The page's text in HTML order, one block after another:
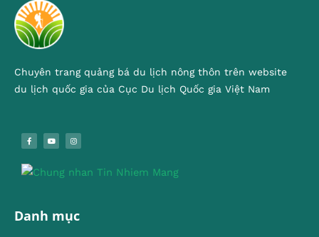
Chuyên trang quảng bá du lịch nông thôn trên website
du lịch quốc gia của Cục Du lịch Quốc gia Việt Nam
Danh mục